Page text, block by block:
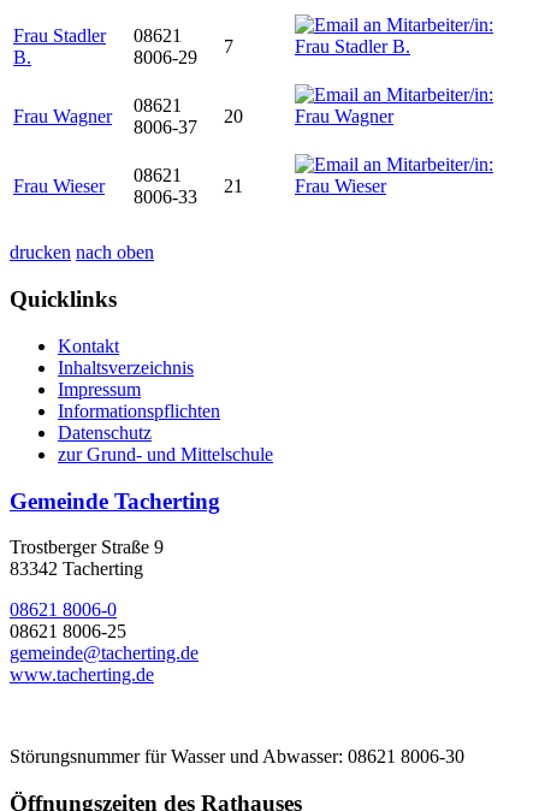
Frau Stadler
B.
08621
8006-29
7
Frau Wagner
08621
8006-37
20
Frau Wieser
08621
8006-33
21
drucken nach oben
Quicklinks
Kontakt
Inhaltsverzeichnis
Impressum
Informationspflichten
Datenschutz
zur Grund- und Mittelschule
Gemeinde Tacherting
Trostberger Straße 9
83342 Tacherting
08621 8006-0
08621 8006-25
gemeinde@tacherting.de
www.tacherting.de
Störungsnummer für Wasser und Abwasser: 08621 8006-30
Öffnungszeiten des Rathauses